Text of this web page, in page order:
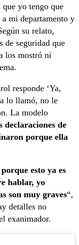
yo tengo que
mi departamento y
su relato,
de seguridad que
los mostró ni
responde ‘Ya,
lo llamó, no le
La modelo
declaraciones de
porque ella
esto ya es
hablar, yo
son muy graves“,
detalles no
exanimador.